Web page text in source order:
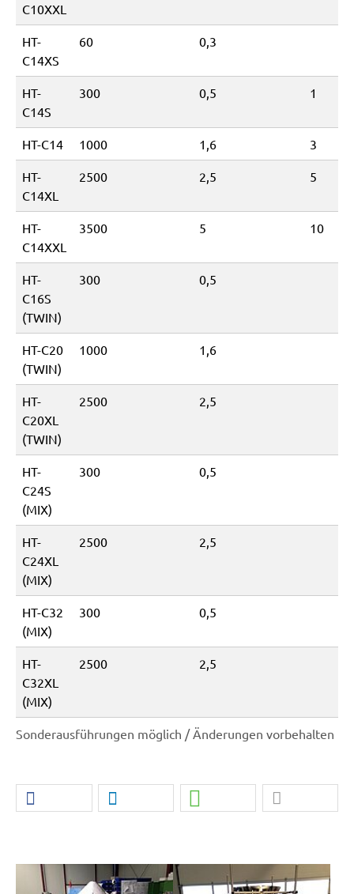
Sonderausführungen möglich / Änderungen vorbehalten
C10XXL
HT-
C14XS
60 0,3
HT-
C14S
300 0,5 1
HT-C14 1000 1,6 3
HT-
C14XL
2500 2,5 5
HT-
C14XXL
3500 5 10
HT-
C16S
(TWIN)
300 0,5
HT-C20
(TWIN)
1000 1,6
HT-
C20XL
(TWIN)
2500 2,5
HT-
C24S
(MIX)
300 0,5
HT-
C24XL
(MIX)
2500 2,5
HT-C32
(MIX)
300 0,5
HT-
C32XL
(MIX)
2500 2,5
Show larger version for: Show larger version for: